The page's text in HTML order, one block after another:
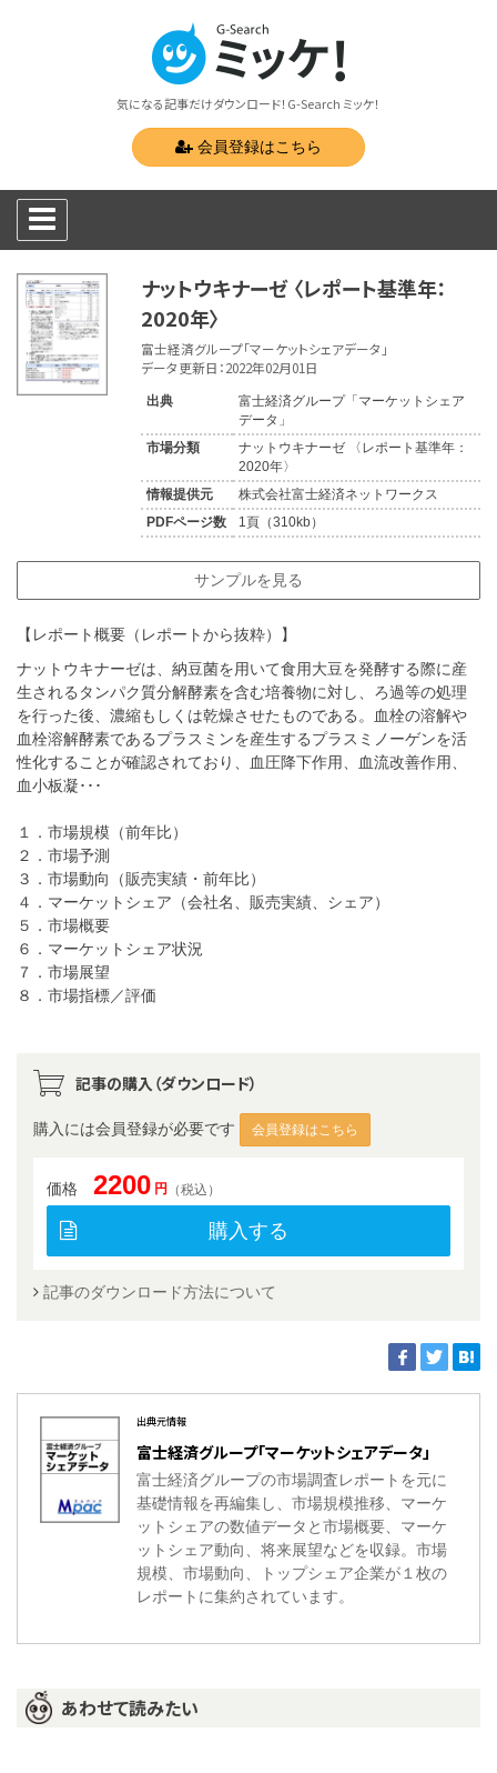
気になる記事だけダウンロード！G-Search ミッケ！
会員登録はこちら
ナットウキナーゼ 〈レポート基準年：
2020年〉
富士経済グループ「マーケットシェアデータ」
データ更新日：2022年02月01日
出典
富士経済グループ「マーケットシェア
データ」
市場分類
ナットウキナーゼ 〈レポート基準年：
2020年〉
情報提供元
株式会社富士経済ネットワークス
PDFページ数
1頁（310kb）
サンプルを見る
【レポート概要（レポートから抜粋）】
ナットウキナーゼは、納豆菌を用いて食用大豆を発酵する際に産
生されるタンパク質分解酵素を含む培養物に対し、ろ過等の処理
を行った後、濃縮もしくは乾燥させたものである。血栓の溶解や
血栓溶解酵素であるプラスミンを産生するプラスミノーゲンを活
性化することが確認されており、血圧降下作用、血流改善作用、
血小板凝･･･
１．市場規模（前年比）
２．市場予測
３．市場動向（販売実績・前年比）
４．マーケットシェア（会社名、販売実績、シェア）
５．市場概要
６．マーケットシェア状況
７．市場展望
８．市場指標／評価
記事の購入（ダウンロード）
購入には会員登録が必要です 会員登録はこちら
価格 2200 円 （税込）
購入する
記事のダウンロード方法について
出典元情報
富士経済グループ「マーケットシェアデータ」
富士経済グループの市場調査レポートを元に
基礎情報を再編集し、市場規模推移、マーケ
ットシェアの数値データと市場概要、マーケ
ットシェア動向、将来展望などを収録。市場
規模、市場動向、トップシェア企業が１枚の
レポートに集約されています。
あわせて読みたい